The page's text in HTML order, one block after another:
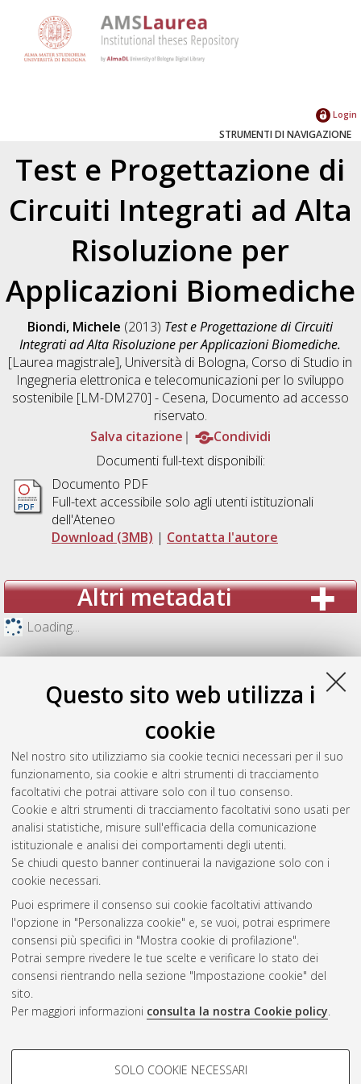
Questo sito web utilizza i
cookie
Nel nostro sito utilizziamo sia cookie tecnici necessari per il suo
funzionamento, sia cookie e altri strumenti di tracciamento
facoltativi che potrai attivare solo con il tuo consenso.
Cookie e altri strumenti di tracciamento facoltativi sono usati per
analisi statistiche, misure sull'efficacia della comunicazione
istituzionale e analisi dei comportamenti degli utenti.
Se chiudi questo banner continuerai la navigazione solo con i
cookie necessari.
Puoi esprimere il consenso sui cookie facoltativi attivando
l'opzione in "Personalizza cookie" e, se vuoi, potrai esprimere
consensi più specifici in "Mostra cookie di profilazione".
Potrai sempre rivedere le tue scelte e verificare lo stato dei
consensi rientrando nella sezione "Impostazione cookie" del
sito.
Per maggiori informazioni consulta la nostra Cookie policy.
COOKIE DI PROFILAZIONE -
SOLO COOKIE NECESSARI
Login
STRUMENTI DI NAVIGAZIONE
Test e Progettazione di
Circuiti Integrati ad Alta
Risoluzione per
Applicazioni Biomediche
Biondi, Michele (2013) Test e Progettazione di Circuiti
Integrati ad Alta Risoluzione per Applicazioni Biomediche.
[Laurea magistrale], Università di Bologna, Corso di Studio in
Ingegneria elettronica e telecomunicazioni per lo sviluppo
sostenibile [LM-DM270] - Cesena, Documento ad accesso
riservato.
Salva citazione
Condividi
Documenti full-text disponibili:
Documento PDF
Full-text accessibile solo agli utenti istituzionali
dell'Ateneo
Download (3MB) | Contatta l'autore
Altri metadati
Loading...
Gestione del documento:
Atom
Rss 1.0
Rss 2.0
AMS Laurea
Impostazioni Cookie
Informativa sulla privacy